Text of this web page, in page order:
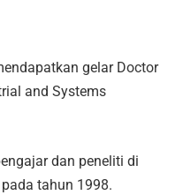
gelar Doctor
and Systems
dan peneliti di
tahun 1998.